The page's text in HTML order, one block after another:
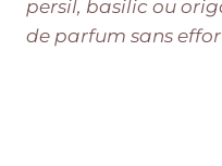
persil, basilic ou
de parfum sans